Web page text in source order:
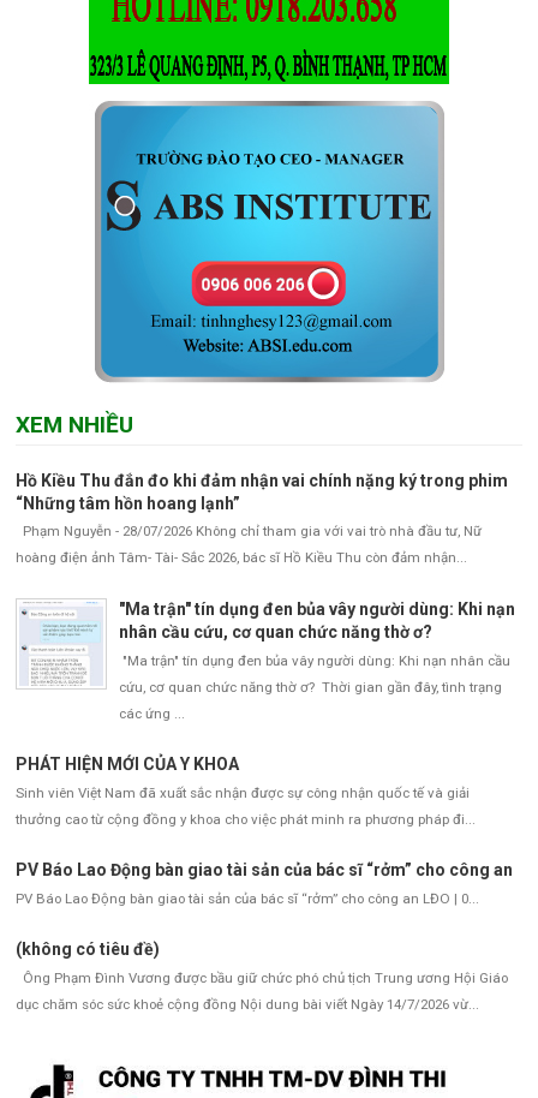
XEM NHIỀU
Hồ Kiều Thu đắn đo khi đảm nhận vai chính nặng ký trong phim
“Những tâm hồn hoang lạnh”
Phạm Nguyễn - 28/07/2026 Không chỉ tham gia với vai trò nhà đầu tư, Nữ
hoàng điện ảnh Tâm- Tài- Sắc 2026, bác sĩ Hồ Kiều Thu còn đảm nhận...
"Ma trận" tín dụng đen bủa vây người dùng: Khi nạn
nhân cầu cứu, cơ quan chức năng thờ ơ?
"Ma trận" tín dụng đen bủa vây người dùng: Khi nạn nhân cầu
cứu, cơ quan chức năng thờ ơ? Thời gian gần đây, tình trạng
các ứng ...
PHÁT HIỆN MỚI CỦA Y KHOA
Sinh viên Việt Nam đã xuất sắc nhận được sự công nhận quốc tế và giải
thưởng cao từ cộng đồng y khoa cho việc phát minh ra phương pháp đi...
PV Báo Lao Động bàn giao tài sản của bác sĩ “rởm” cho công an
PV Báo Lao Động bàn giao tài sản của bác sĩ “rởm” cho công an LĐO | 0...
(không có tiêu đề)
Ông Phạm Đình Vương được bầu giữ chức phó chủ tịch Trung ương Hội Giáo
dục chăm sóc sức khoẻ cộng đồng Nội dung bài viết Ngày 14/7/2026 vừ...